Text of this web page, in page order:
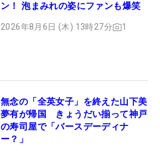
ン！ 泡まみれの姿にファンも爆笑
2026年8月6日 (木) 13時27分 1
無念の「全英女子」を終えた山下美
夢有が帰国 きょうだい揃って神戸
の寿司屋で「バースデーディナ
ー？」